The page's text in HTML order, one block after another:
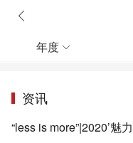
年度 
资讯